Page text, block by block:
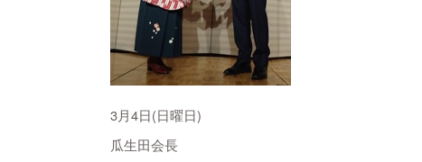
3月4日(日曜日)
瓜生田会長